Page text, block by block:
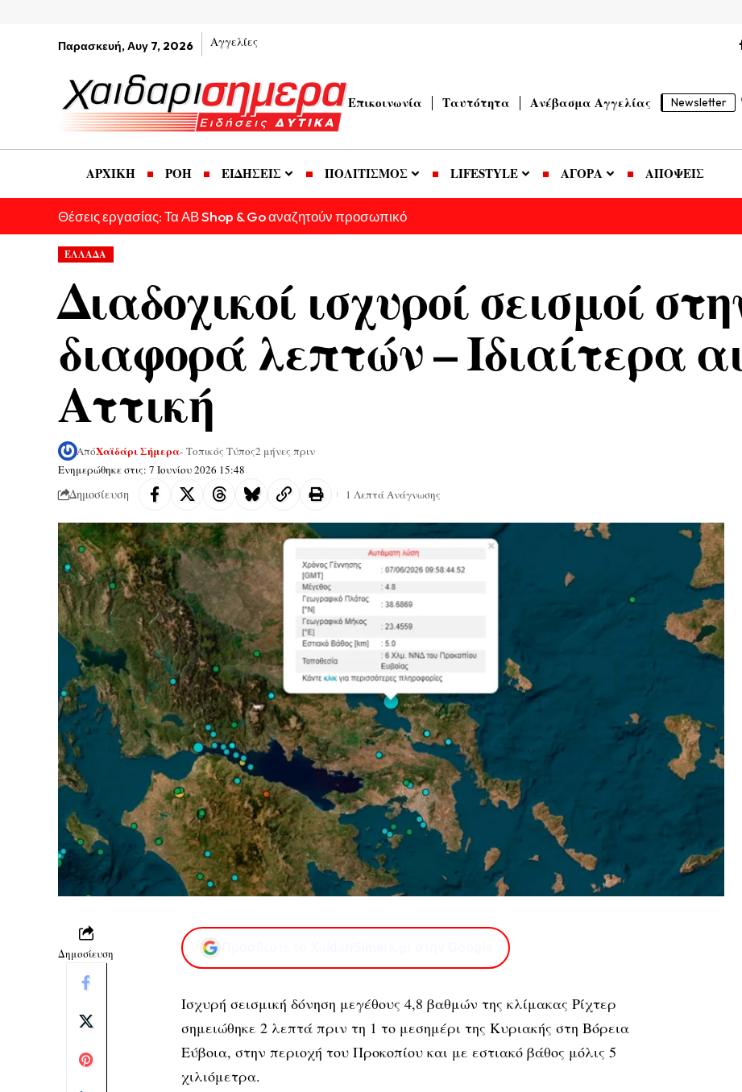
Παρασκευή, Αυγ 7, 2026 Αγγελίες
Επικοινωνία Ταυτότητα Ανέβασμα Αγγελίας Newsletter
ΑΡΧΙΚΗ ΡΟΗ ΕΙΔΗΣΕΙΣ ΠΟΛΙΤΙΣΜΟΣ LIFESTYLE ΑΓΟΡΑ ΑΠΟΨΕΙΣ
Θέσεις εργασίας: Τα ΑΒ Shop & Go αναζητούν προσωπικό
ΕΛΛΑΔΑ
Διαδοχικοί ισχυροί σεισμοί
διαφορά λεπτών – Ιδιαίτερα
Αττική
Ενημερώθηκε στις: 7 Ιουνίου 2026 15:48
ΑπόΧαϊδάρι Σήμερα- Τοπικός Τύπος2 μήνες πριν
Δημοσίευση 1 Λεπτά Ανάγνωσης
Δημοσίευση
Ισχυρή σεισμική δόνηση μεγέθους 4,8 βαθμών της κλίμακας Ρίχτερ
σημειώθηκε 2 λεπτά πριν τη 1 το μεσημέρι της Κυριακής στη Βόρεια
Εύβοια, στην περιοχή του Προκοπίου και με εστιακό βάθος μόλις 5
χιλιόμετρα.